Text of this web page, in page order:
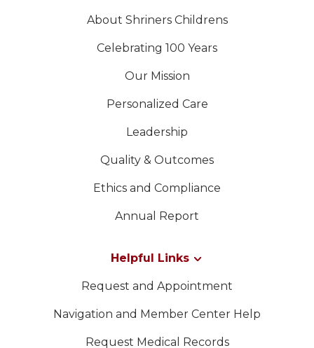
About Shriners Childrens
Celebrating 100 Years
Our Mission
Personalized Care
Leadership
Quality & Outcomes
Ethics and Compliance
Annual Report
Helpful Links
Request and Appointment
Navigation and Member Center Help
Request Medical Records